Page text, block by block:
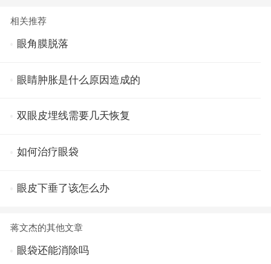
相关推荐
眼角膜脱落
眼睛肿胀是什么原因造成的
双眼皮埋线需要几天恢复
如何治疗眼袋
眼皮下垂了该怎么办
蒋文杰的其他文章
眼袋还能消除吗